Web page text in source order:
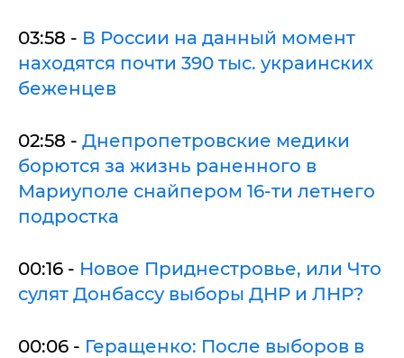
03:58 - В России на данный момент
находятся почти 390 тыс. украинских
беженцев
02:58 - Днепропетровские медики
борются за жизнь раненного в
Мариуполе снайпером 16-ти летнего
подростка
00:16 - Новое Приднестровье, или Что
сулят Донбассу выборы ДНР и ЛНР?
00:06 - Геращенко: После выборов в